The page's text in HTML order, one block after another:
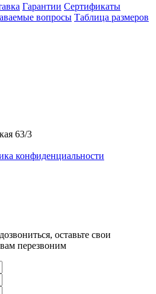
Гарантии Сертификаты
вопросы Таблица размеров
63/3
конфиденциальности
оставьте свои
перезвоним